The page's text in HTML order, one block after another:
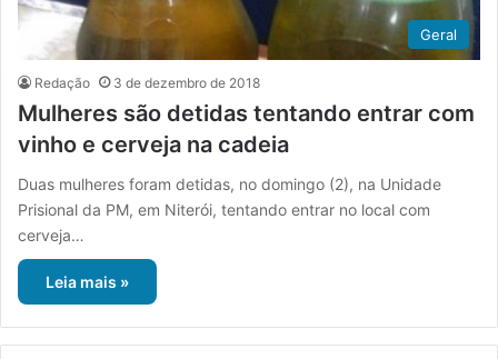
Geral
Redação 3 de dezembro de 2018
Mulheres são detidas tentando entrar com
vinho e cerveja na cadeia
Duas mulheres foram detidas, no domingo (2), na Unidade
Prisional da PM, em Niterói, tentando entrar no local com
cerveja…
Leia mais »